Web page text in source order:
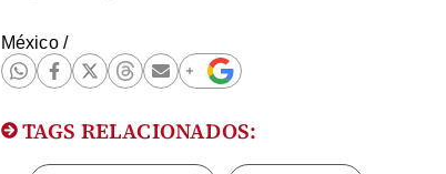
México/
TAGS RELACIONADOS: